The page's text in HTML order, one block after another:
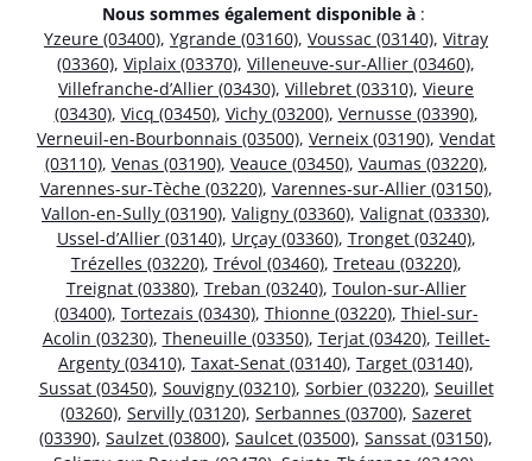
Nous sommes également disponible à :
Yzeure (03400), Ygrande (03160), Voussac (03140), Vitray
(03360), Viplaix (03370), Villeneuve-sur-Allier (03460),
Villefranche-d’Allier (03430), Villebret (03310), Vieure
(03430), Vicq (03450), Vichy (03200), Vernusse (03390),
Verneuil-en-Bourbonnais (03500), Verneix (03190), Vendat
(03110), Venas (03190), Veauce (03450), Vaumas (03220),
Varennes-sur-Tèche (03220), Varennes-sur-Allier (03150),
Vallon-en-Sully (03190), Valigny (03360), Valignat (03330),
Ussel-d’Allier (03140), Urçay (03360), Tronget (03240),
Trézelles (03220), Trévol (03460), Treteau (03220),
Treignat (03380), Treban (03240), Toulon-sur-Allier
(03400), Tortezais (03430), Thionne (03220), Thiel-sur-
Acolin (03230), Theneuille (03350), Terjat (03420), Teillet-
Argenty (03410), Taxat-Senat (03140), Target (03140),
Sussat (03450), Souvigny (03210), Sorbier (03220), Seuillet
(03260), Servilly (03120), Serbannes (03700), Sazeret
(03390), Saulzet (03800), Saulcet (03500), Sanssat (03150),